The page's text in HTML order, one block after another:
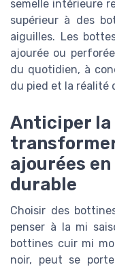
semelle intérieure
supérieur à des
aiguilles. Les
ajourée ou
du quotidien, à
du pied et la réalité
Anticiper la
ajourées
durable
Choisir des
penser à la mi
bottines cuir mi
noir, peut se